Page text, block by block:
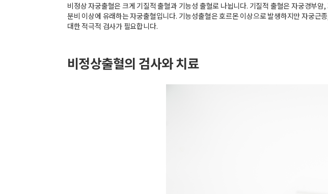
비정상 자궁출혈은 크게 기질적 출혈과 기능성 출혈로 나뉩니다. 기질적 출혈은 자궁경부
분비 이상에 유래하는 자궁출혈입니다. 기능성출혈은 호르몬 이상으로 발생하지만 자궁
대한 적극적 검사가 필요합니다.
비정상출혈의 검사와 치료